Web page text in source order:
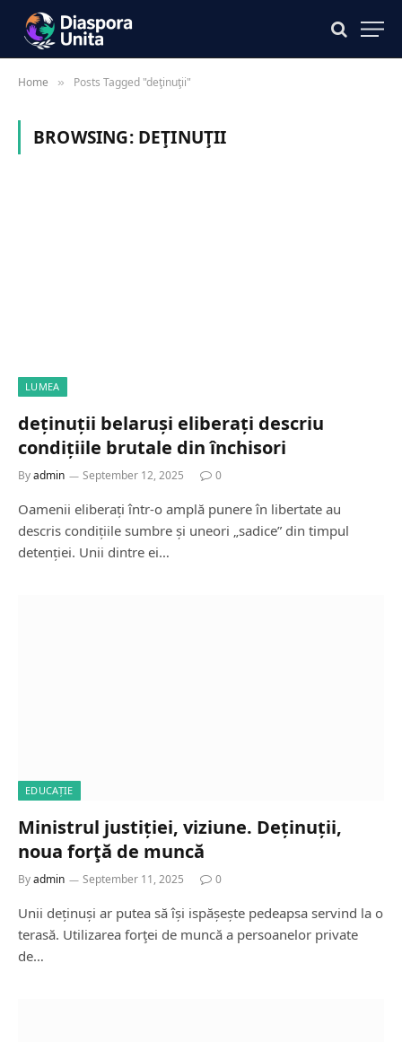
Home » Posts Tagged "deţinuţii"
BROWSING: DEŢINUŢII
LUMEA
deținuții belaruși eliberați descriu
condițiile brutale din închisori
Byadmin September 12, 2025 0
Oamenii eliberați într-o amplă punere în libertate au
descris condițiile sumbre și uneori „sadice” din timpul
detenției. Unii dintre ei…
EDUCAȚIE
Ministrul justiției, viziune. Deținuții,
noua forţă de muncă
Byadmin September 11, 2025 0
Unii deținuși ar putea să își ispășește pedeapsa servind la o
terasă. Utilizarea forţei de muncă a persoanelor private
de…